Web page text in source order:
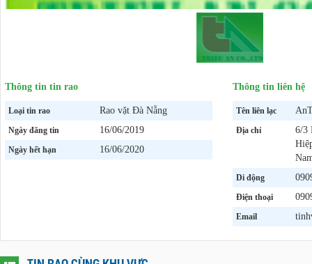
Thông tin tin rao
Loại tin rao Rao vặt Đà Nẵng
Ngày đăng tin 16/06/2019
Ngày hết hạn 16/06/2020
Thông tin liên hệ
Tên liên lạc
Địa chỉ
6/3
Di động
Điện thoại
Email